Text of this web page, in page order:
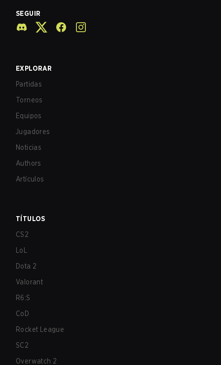
SEGUIR
EXPLORAR
Partidas
Torneos
Equipos
Jugadores
Noticias
Authors
Artículos
TÍTULOS
CS2
LoL
Dota 2
Valorant
R6:S
CoD
Rocket League
SC2
Overwatch 2